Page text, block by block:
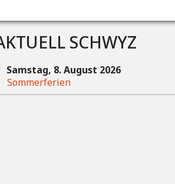
SCHWYZ
Samstag, 8. August 2026
Sommerferien